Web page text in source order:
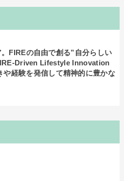
FIREの自由で創る”自分らしい
Driven Lifestyle Innovation
や経験を発信して精神的に豊かな